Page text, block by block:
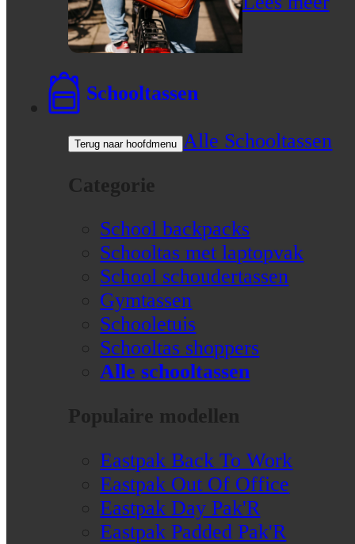
Schooltassen
Terug naar hoofdmenu Alle Schooltassen
Categorie
School backpacks
Schooltas met laptopvak
School schoudertassen
Gymtassen
Schooletuis
Schooltas shoppers
Alle schooltassen
Populaire modellen
Eastpak Back To Work
Eastpak Out Of Office
Eastpak Day Pak'R
Eastpak Padded Pak'R